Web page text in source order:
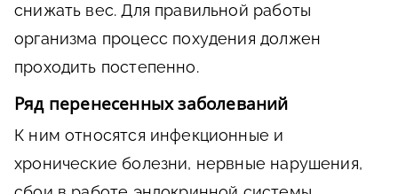
снижать вес. Для правильной работы
организма процесс похудения должен
проходить постепенно.
Ряд перенесенных заболеваний
К ним относятся инфекционные и
хронические болезни, нервные нарушения,